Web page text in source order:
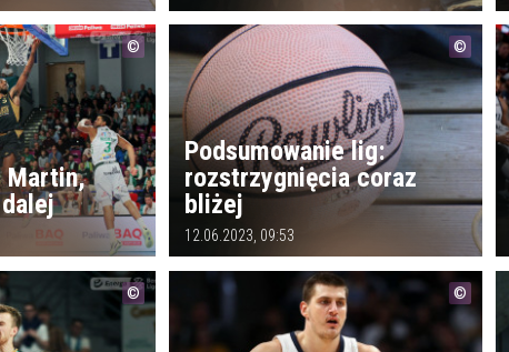
Martin,
Podsumowanie lig:
rozstrzygnięcia coraz
bliżej
12.06.2023, 09:53